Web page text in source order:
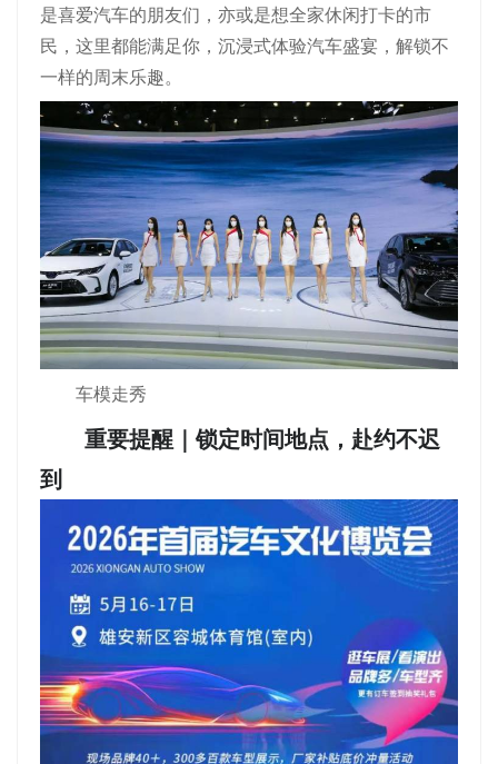
是喜爱汽车的朋友们，亦或是想全家休闲打卡的市
民，这里都能满足你，沉浸式体验汽车盛宴，解锁不
一样的周末乐趣。
车模走秀
重要提醒｜锁定时间地点，赴约不迟
到